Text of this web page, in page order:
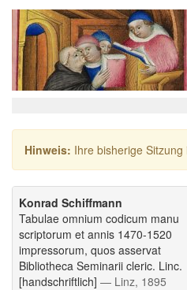
Hinweis: Ihre bisherige
Konrad Schiffmann
Tabulae omnium codicum manu
scriptorum et annis 1470-1520
impressorum, quos asservat
Bibliotheca Seminarii cleric. Linc.
[handschriftlich] — Linz, 1895